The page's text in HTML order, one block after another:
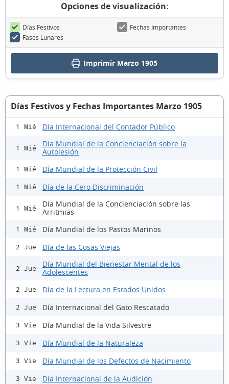
Opciones de visualización:
Días Festivos
Fechas Importantes
Fases Lunares
Imprimir Marzo 1905
Días Festivos y Fechas Importantes Marzo 1905
1 Mié Día Internacional del Contador Público
1 Mié
Día Mundial de la Concienciación sobre la
Autolesión
1 Mié Día Mundial de la Protección Civil
1 Mié Día de la Cero Discriminación
1 Mié
Día Mundial de la Concienciación sobre las
Arritmias
1 Mié Día Mundial de los Pastos Marinos
2 Jue Día de las Cosas Viejas
2 Jue
Día Mundial del Bienestar Mental de los
Adolescentes
2 Jue Día de la Lectura en Estados Unidos
2 Jue Día Internacional del Gato Rescatado
3 Vie Día Mundial de la Vida Silvestre
3 Vie Día Mundial de la Naturaleza
3 Vie Día Mundial de los Defectos de Nacimiento
3 Vie Día Internacional de la Audición